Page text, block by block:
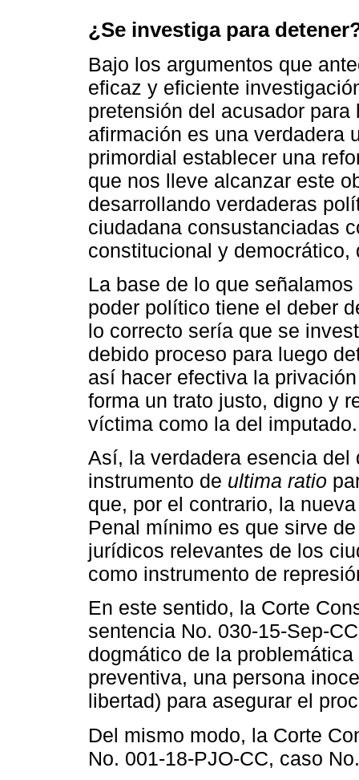
¿Se investiga para
Bajo los argumentos que
eficaz y eficiente
pretensión del acusador
afirmación es una verdadera
primordial establecer una
que nos lleve alcanzar este
desarrollando verdaderas
ciudadana consustanciadas
constitucional y
La base de lo que
poder político tiene el deber
lo correcto sería que se
debido proceso para luego
así hacer efectiva la
forma un trato justo, digno y
víctima como la del imputado.
Así, la verdadera esencia
instrumento de ultima ratio
que, por el contrario, la
Penal mínimo es que sirve
jurídicos relevantes de los
como instrumento de
En este sentido, la Corte
sentencia No. 030-15-Sep-
dogmático de la
preventiva, una persona
libertad) para asegurar el
Del mismo modo, la Corte
No. 001-18-PJO-CC, caso